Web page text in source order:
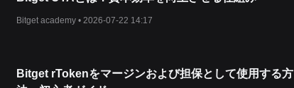
Bitget academy • 2026-07-22 14:17
Bitget rTokenをマージンおよび担保として使用する方